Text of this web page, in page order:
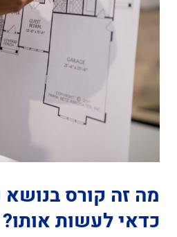
מה זה קורס בנושא
כדאי לעשות אותו?